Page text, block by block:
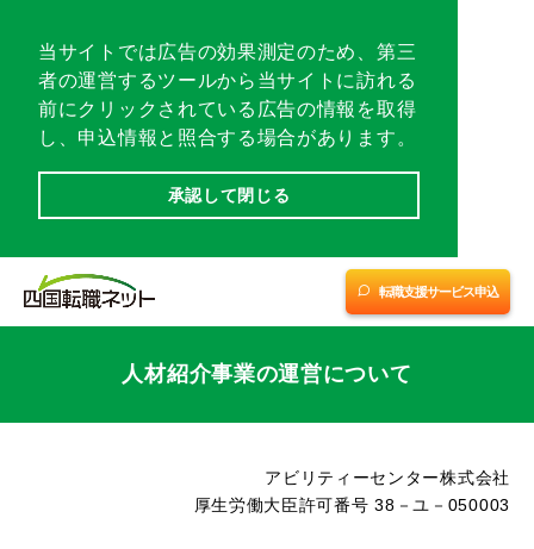
当サイトでは広告の効果測定のため、第三
者の運営するツールから当サイトに訪れる
前にクリックされている広告の情報を取得
し、申込情報と照合する場合があります。
承認して閉じる
転職支援サービス申込
人材紹介事業の運営について
アビリティーセンター株式会社
厚生労働大臣許可番号 38－ユ－050003
転職相談会／イベント
転職支援サービスに申し込む
愛媛
(中予・南予)
愛媛
(東予)